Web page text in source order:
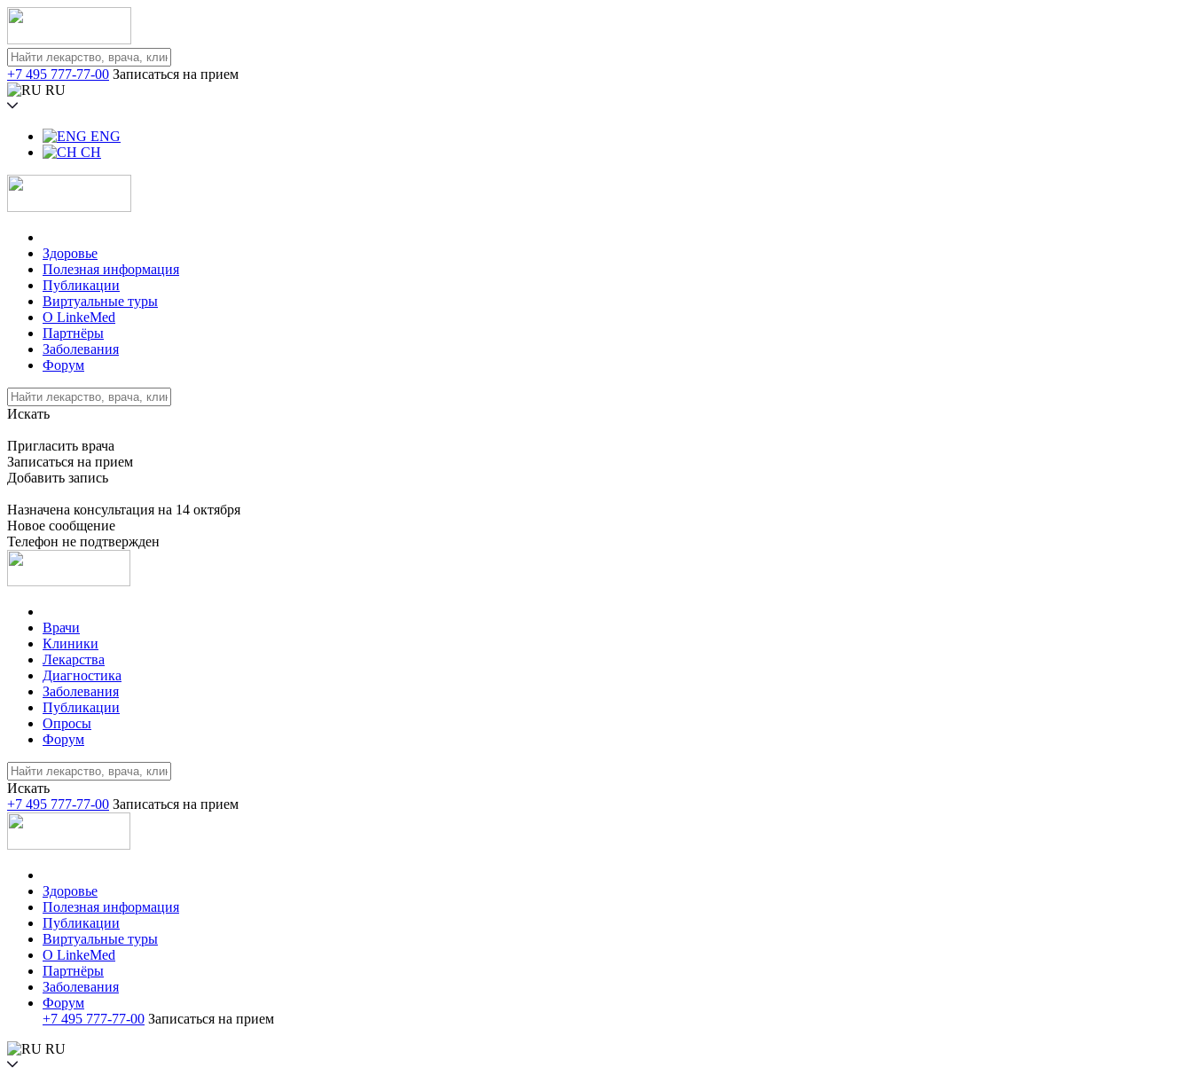
+7 495 777-77-00 Записаться на прием
RU
ENG
CH
Здоровье
Полезная информация
Публикации
Виртуальные туры
О LinkeMed
Партнёры
Заболевания
Форум
Искать
Пригласить врача
Записаться на прием
Добавить запись
Назначена консультация на 14 октября
Новое сообщение
Телефон не подтвержден
Врачи
Клиники
Лекарства
Диагностика
Заболевания
Публикации
Опросы
Форум
Искать
+7 495 777-77-00 Записаться на прием
Здоровье
Полезная информация
Публикации
Виртуальные туры
О LinkeMed
Партнёры
Заболевания
Форум
+7 495 777-77-00 Записаться на прием
RU